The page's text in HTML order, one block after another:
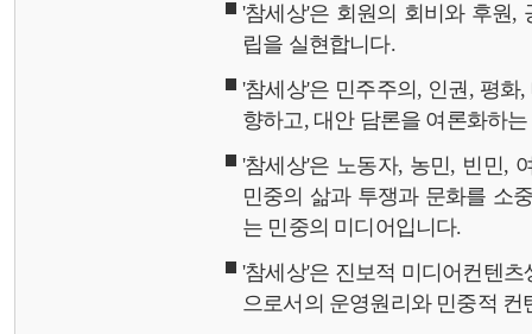
'참세상'은 회원의 회비와 후원,
립을 실현합니다.
'참세상'은 민주주의, 인권, 평
향하고, 대안 담론을 여론화하
'참세상'은 노동자, 농민, 빈민,
민중의 삶과 투쟁과 문화를 소
는 민중의 미디어입니다.
'참세상'은 진보적 미디어컨텐
으로서의 운영원리와 민중적